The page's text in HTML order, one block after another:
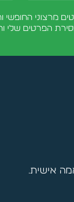
מרצוני החופשי
הפרטים שלי
אישית.